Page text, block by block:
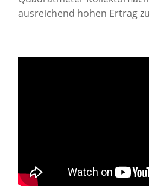
ausreichend hohen Ertrag